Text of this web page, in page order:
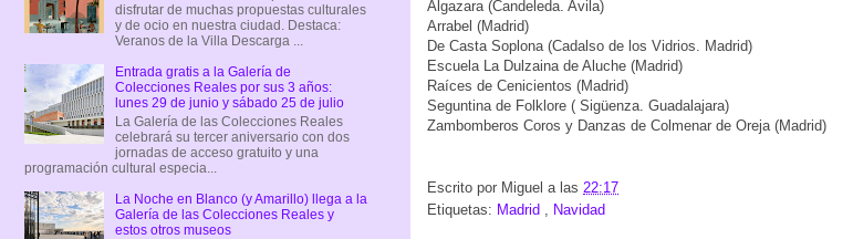
Algazara (Candeleda. Avila)
Arrabel (Madrid)
De Casta Soplona (Cadalso de los Vidrios. Madrid)
Escuela La Dulzaina de Aluche (Madrid)
Raíces de Cenicientos (Madrid)
Seguntina de Folklore ( Sigüenza. Guadalajara)
Zambomberos Coros y Danzas de Colmenar de Oreja (Madrid)
Escrito por Miguel a las 22:17
Etiquetas: Madrid , Navidad
disfrutar de muchas propuestas culturales
y de ocio en nuestra ciudad. Destaca:
Veranos de la Villa Descarga ...
Entrada gratis a la Galería de
Colecciones Reales por sus 3 años:
lunes 29 de junio y sábado 25 de julio
La Galería de las Colecciones Reales
celebrará su tercer aniversario con dos
jornadas de acceso gratuito y una
programación cultural especia...
La Noche en Blanco (y Amarillo) llega a la
Galería de las Colecciones Reales y
estos otros museos